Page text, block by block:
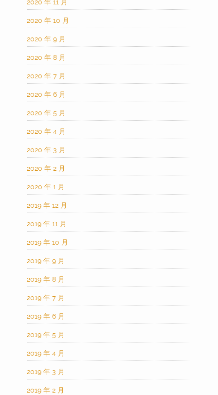
2020 年 11 月
2020 年 10 月
2020 年 9 月
2020 年 8 月
2020 年 7 月
2020 年 6 月
2020 年 5 月
2020 年 4 月
2020 年 3 月
2020 年 2 月
2020 年 1 月
2019 年 12 月
2019 年 11 月
2019 年 10 月
2019 年 9 月
2019 年 8 月
2019 年 7 月
2019 年 6 月
2019 年 5 月
2019 年 4 月
2019 年 3 月
2019 年 2 月